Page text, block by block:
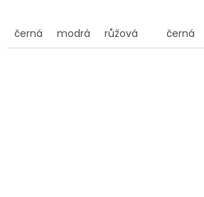
černá modrá růžová černá